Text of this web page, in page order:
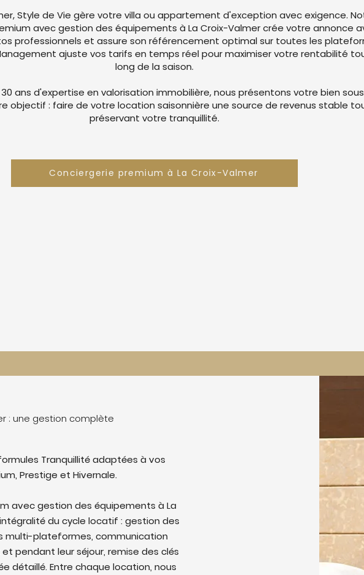
Style de Vie gère votre villa ou appartement d'exception avec exigence.
avec gestion des équipements à La Croix-Valmer crée votre annonce
professionnels et assure son référencement optimal sur toutes les
ajuste vos tarifs en temps réel pour maximiser votre rentabilité
long de la saison.
ans d'expertise en valorisation immobilière, nous présentons votre bien
objectif : faire de votre location saisonnière une source de revenus stable
préservant votre tranquillité.
Conciergerie premium à La Croix-Valmer
: une gestion complète
Tranquillité adaptées à vos
Prestige et Hivernale.
avec gestion des équipements à La
du cycle locatif : gestion des
multi-plateformes, communication
pendant leur séjour, remise des clés
détaillé. Entre chaque location, nous